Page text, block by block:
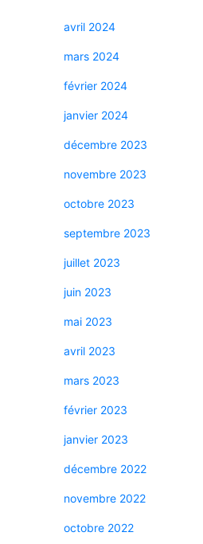
avril 2024
mars 2024
février 2024
janvier 2024
décembre 2023
novembre 2023
octobre 2023
septembre 2023
juillet 2023
juin 2023
mai 2023
avril 2023
mars 2023
février 2023
janvier 2023
décembre 2022
novembre 2022
octobre 2022